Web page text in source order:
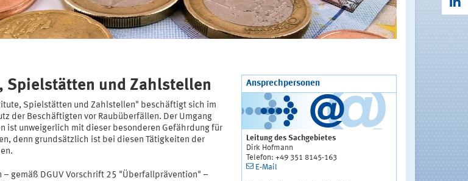
Spielstätten und Zahlstellen
Spielstätten und Zahlstellen" beschäftigt sich im
der Beschäftigten vor Raubüberfällen. Der Umgang
ist unweigerlich mit dieser besonderen Gefährdung für
denn grundsätzlich ist bei diesen Tätigkeiten der
– gemäß DGUV Vorschrift 25 "Überfallprävention" –
Ansprechpersonen
Leitung des Sachgebietes
Dirk Hofmann
Telefon: +49 351 8145-163
E-Mail